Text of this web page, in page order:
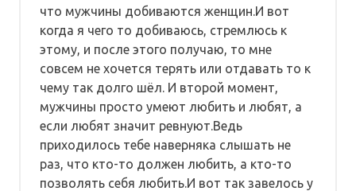
что мужчины добиваются женщин.И вот
когда я чего то добиваюсь, стремлюсь к
этому, и после этого получаю, то мне
совсем не хочется терять или отдавать то к
чему так долго шёл. И второй момент,
мужчины просто умеют любить и любят, а
если любят значит ревнуют.Ведь
приходилось тебе наверняка слышать не
раз, что кто-то должен любить, а кто-то
позволять себя любить.И вот так завелось у